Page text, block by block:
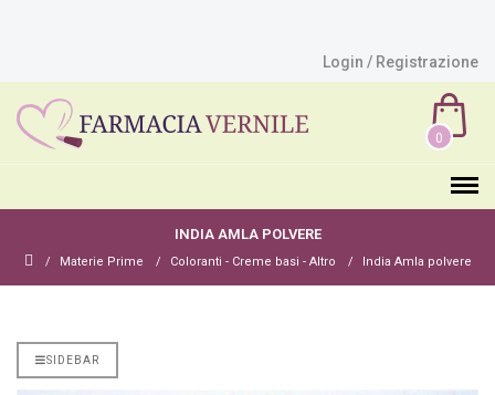
Login / Registrazione
0
INDIA AMLA POLVERE
Materie Prime Coloranti - Creme basi - Altro India Amla polvere
SIDEBAR